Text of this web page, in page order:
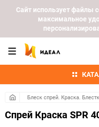
Cайт использует файлы
максимальное
Блеск спрей. Краска.
Спрей Краска SPR